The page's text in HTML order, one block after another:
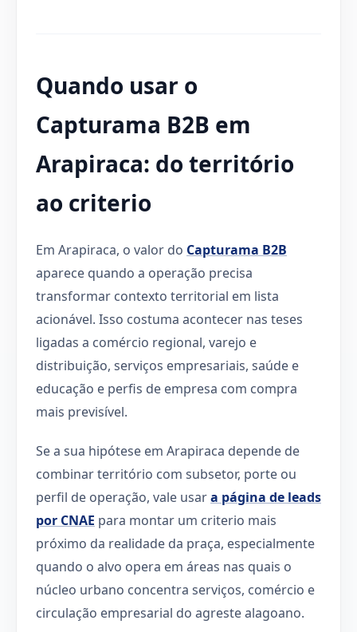
Quando usar o
Capturama B2B em
Arapiraca: do território
ao criterio
Em Arapiraca, o valor do Capturama B2B
aparece quando a operação precisa
transformar contexto territorial em lista
acionável. Isso costuma acontecer nas teses
ligadas a comércio regional, varejo e
distribuição, serviços empresariais, saúde e
educação e perfis de empresa com compra
mais previsível.
Se a sua hipótese em Arapiraca depende de
combinar território com subsetor, porte ou
perfil de operação, vale usara página de leads
por CNAE para montar um criterio mais
próximo da realidade da praça, especialmente
quando o alvo opera em áreas nas quais o
núcleo urbano concentra serviços, comércio e
circulação empresarial do agreste alagoano.